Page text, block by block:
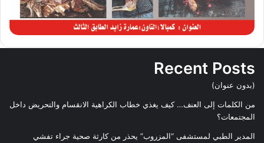
Recent Posts
(بدون عنوان)
من الكلمات إلى العنف… كيف يغذي خطاب الكراهية الانقسام والتحريض داخل
المجتمعات؟
المدير الطبي لمستشفى “المزروب” يحذر من كارثة صحية جراء تفشي